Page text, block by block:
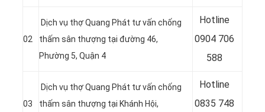
02
Dịch vụ thợ Quang Phát tư vấn chống
thấm sân thượng tại đường 46,
Phường 5, Quận 4
Hotline
0904 706
588
03
Dịch vụ thợ Quang Phát tư vấn chống
thấm sân thượng tại Khánh Hội,
Hotline
0835 748